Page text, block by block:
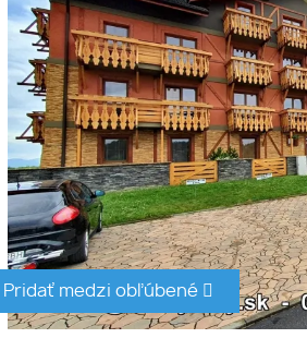
Pridať medzi obľúbené